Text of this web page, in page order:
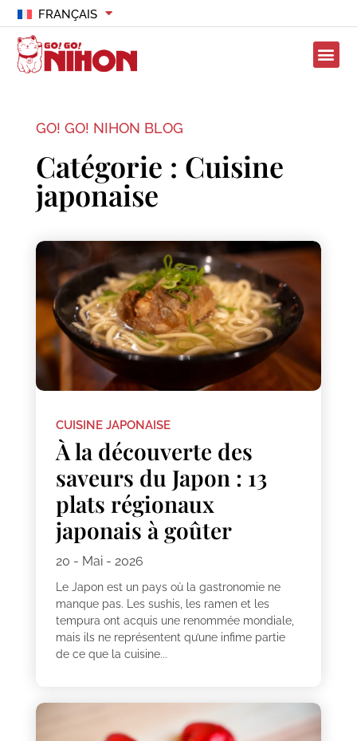
FRANÇAIS
GO! GO! NIHON BLOG
Catégorie : Cuisine
japonaise
CUISINE JAPONAISE
À la découverte des
saveurs du Japon : 13
plats régionaux
japonais à goûter
20 - Mai - 2026
Le Japon est un pays où la gastronomie ne
manque pas. Les sushis, les ramen et les
tempura ont acquis une renommée mondiale,
mais ils ne représentent qu’une infime partie
de ce que la cuisine...